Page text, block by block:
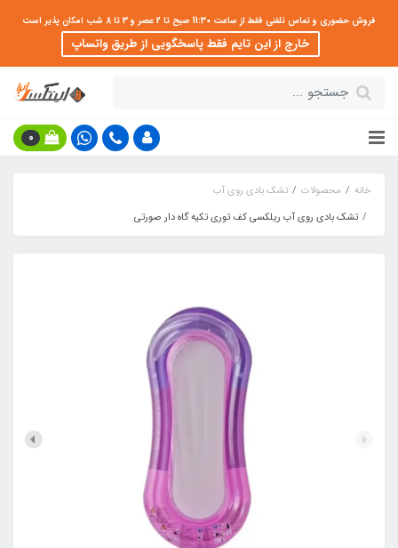
فروش حضوری و تماس تلفنی فقط از ساعت 11:30 صبح تا 2 عصر و 3 تا 8 شب امکان پذیر است
خارج از این تایم فقط پاسخگویی از طریق واتساپ
0
خانه محصولات
تشک بادی روی آب
تشک بادی روی آب ریلکسی کف توری تکیه گاه دار صورتی